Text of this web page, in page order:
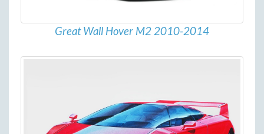
Great Wall Hover M2 2010-2014